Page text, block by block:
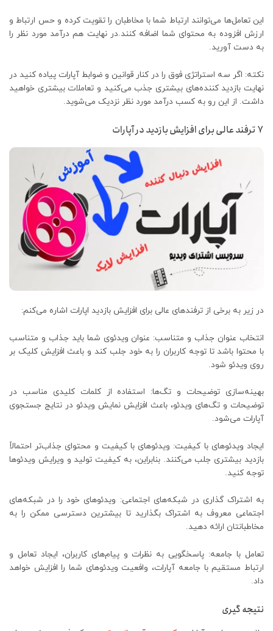
این تعامل‌ها می‌توانند ارتباط شما با مخاطبان را تقویت کرده و حس ارتباط و
ارزش افزوده به محتوای شما اضافه کنند.در نهایت هم درآمد مورد نظر را
به دست آورید.
نکته: اگر سه استراتژی فوق را در کنار قوانین و ضوابط آپارات پیاده کنید در
نهایت بازدید کننده‌های بیشتری جذب می‌کنید و تعاملات بیشتری خواهید
داشت. از این رو به کسب درآمد مورد نظر نزدیک می‌شوید.
7 ترفند عالی برای افزایش بازدید در آپارات
در زیر به برخی از ترفندهای عالی برای افزایش بازدید اپارات اشاره می‌کنم:
انتخاب عنوان جذاب و متناسب: عنوان ویدئوی شما باید جذاب و متناسب
با محتوا باشد تا توجه کاربران را به خود جلب کند و باعث افزایش کلیک بر
روی ویدئو شود.
بهینه‌سازی توضیحات و تگ‌ها: استفاده از کلمات کلیدی مناسب در
توضیحات و تگ‌های ویدئو، باعث افزایش نمایش ویدئو در نتایج جستجوی
آپارات می‌شود.
ایجاد ویدئوهای با کیفیت: ویدئوهای با کیفیت و محتوای جذاب‌تر احتمالاً
بازدید بیشتری جلب می‌کنند. بنابراین، به کیفیت تولید و ویرایش ویدئوها
توجه کنید.
به اشتراک گذاری در شبکه‌های اجتماعی: ویدئوهای خود را در شبکه‌های
اجتماعی معروف به اشتراک بگذارید تا بیشترین دسترسی ممکن را به
مخاطبانتان ارائه دهید.
تعامل با جامعه: پاسخگویی به نظرات و پیام‌های کاربران، ایجاد تعامل و
ارتباط مستقیم با جامعه آپارات، وافعیت ویدئوهای شما را افزایش خواهد
داد.
نتیجه گیری